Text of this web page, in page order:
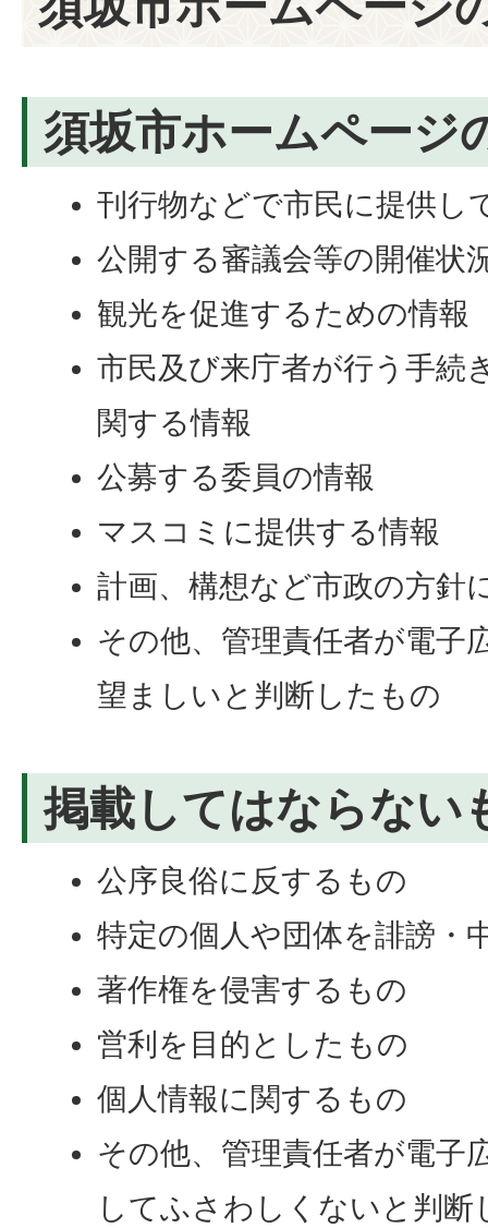
須坂市ホームページ
刊行物などで市民に提供し
公開する審議会等の開催状
観光を促進するための情報
市民及び来庁者が行う手続
関する情報
公募する委員の情報
マスコミに提供する情報
計画、構想など市政の方針
その他、管理責任者が電子
望ましいと判断したもの
掲載してはならない
公序良俗に反するもの
特定の個人や団体を誹謗・
著作権を侵害するもの
営利を目的としたもの
個人情報に関するもの
その他、管理責任者が電子
してふさわしくないと判断